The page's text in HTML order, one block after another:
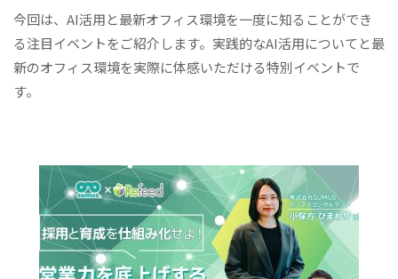
今回は、AI活用と最新オフィス環境を一度に知ることができ
る注目イベントをご紹介します。実践的なAI活用についてと最
新のオフィス環境を実際に体感いただける特別イベントで
す。